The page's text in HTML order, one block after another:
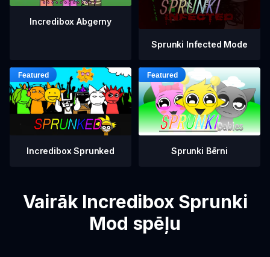
Incredibox Abgerny
Sprunki Infected Mode
Incredibox Sprunked Sprunki Bērni
Vairāk Incredibox Sprunki
Mod spēļu